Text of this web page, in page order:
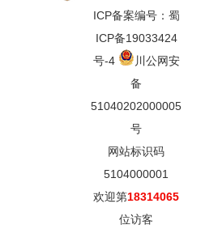
ICP备案编号：蜀
ICP备19033424
号-4
川公网安
备
51040202000005
号
网站标识码
5104000001
欢迎第18314065
位访客